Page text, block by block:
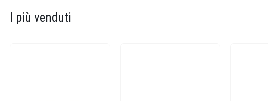
I più venduti